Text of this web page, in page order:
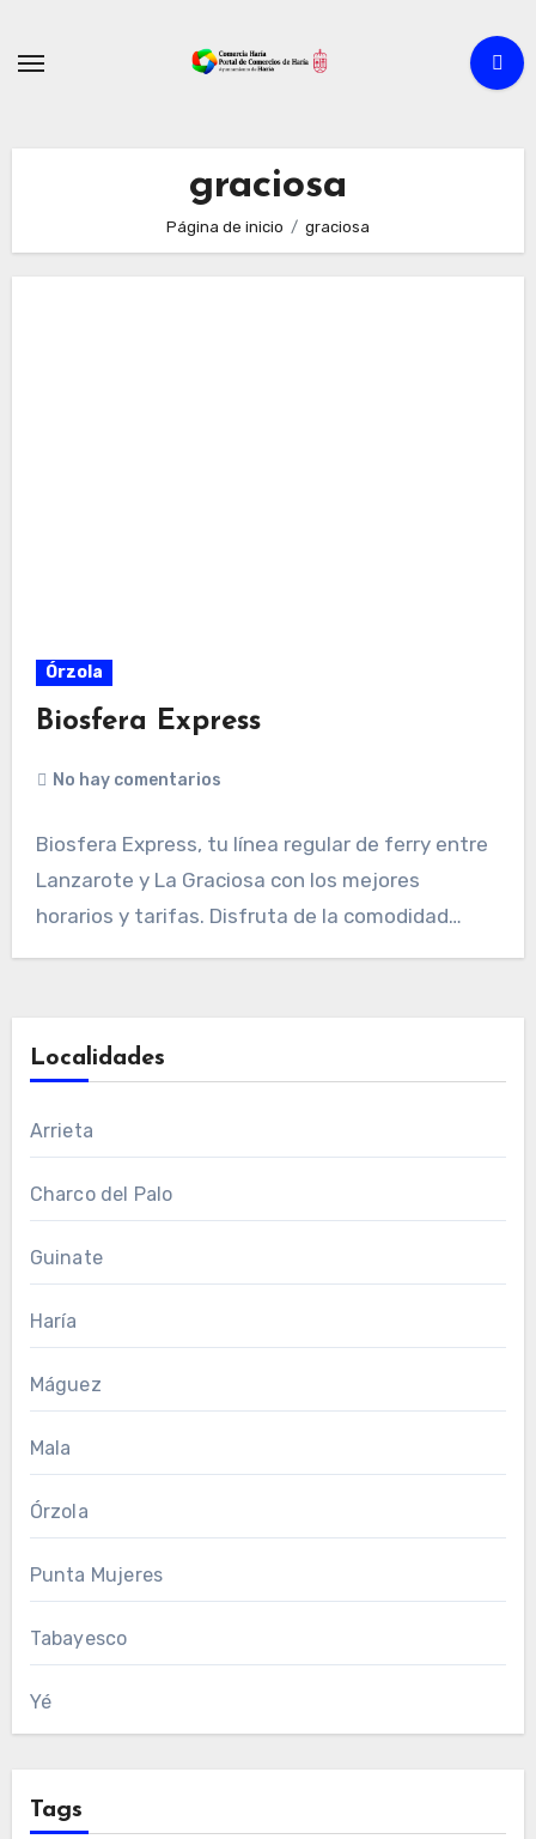
graciosa
Página de inicio graciosa
Órzola
Biosfera Express
No hay comentarios
Biosfera Express, tu línea regular de ferry entre
Lanzarote y La Graciosa con los mejores
horarios y tarifas. Disfruta de la comodidad…
Localidades
Arrieta
Charco del Palo
Guinate
Haría
Máguez
Mala
Órzola
Punta Mujeres
Tabayesco
Yé
Tags